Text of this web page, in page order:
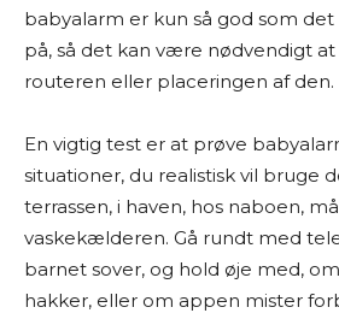
babyalarm er kun så god som
på, så det kan være nødvendigt
routeren eller placeringen af den.
En vigtig test er at prøve
situationer, du realistisk vil bruge
terrassen, i haven, hos naboen,
vaskekælderen. Gå rundt med
barnet sover, og hold øje med,
hakker, eller om appen mister